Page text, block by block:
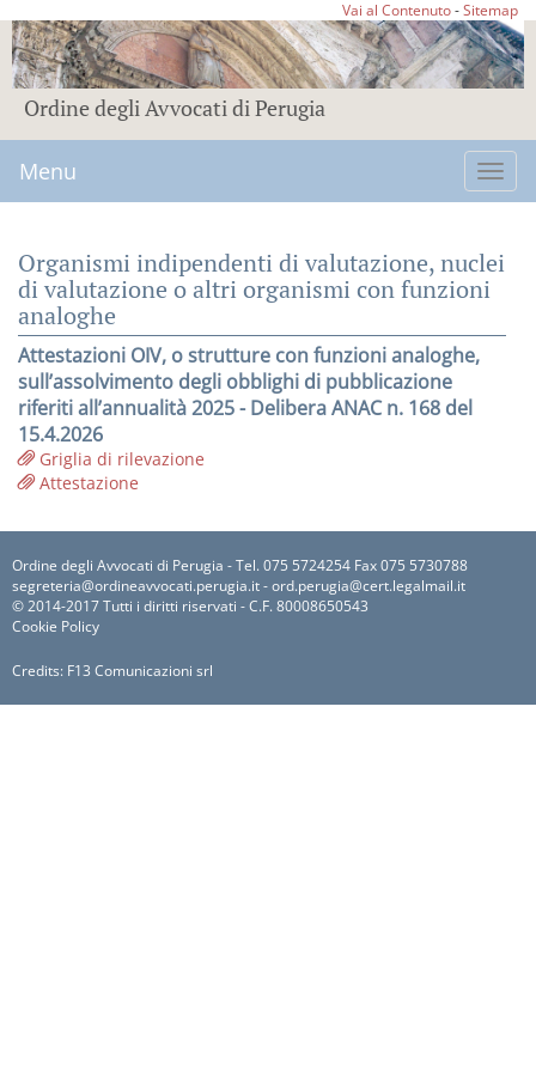
Vai al Contenuto-Sitemap
Ordine degli Avvocati di Perugia
Menu
Organismi indipendenti di valutazione, nuclei
di valutazione o altri organismi con funzioni
analoghe
Attestazioni OIV, o strutture con funzioni analoghe,
sull’assolvimento degli obblighi di pubblicazione
riferiti all’annualità 2025 - Delibera ANAC n. 168 del
15.4.2026
Griglia di rilevazione
Attestazione
Ordine degli Avvocati di Perugia - Tel. 075 5724254 Fax 075 5730788
segreteria@ordineavvocati.perugia.it - ord.perugia@cert.legalmail.it
© 2014-2017 Tutti i diritti riservati - C.F. 80008650543
Cookie Policy
Credits: F13 Comunicazioni srl